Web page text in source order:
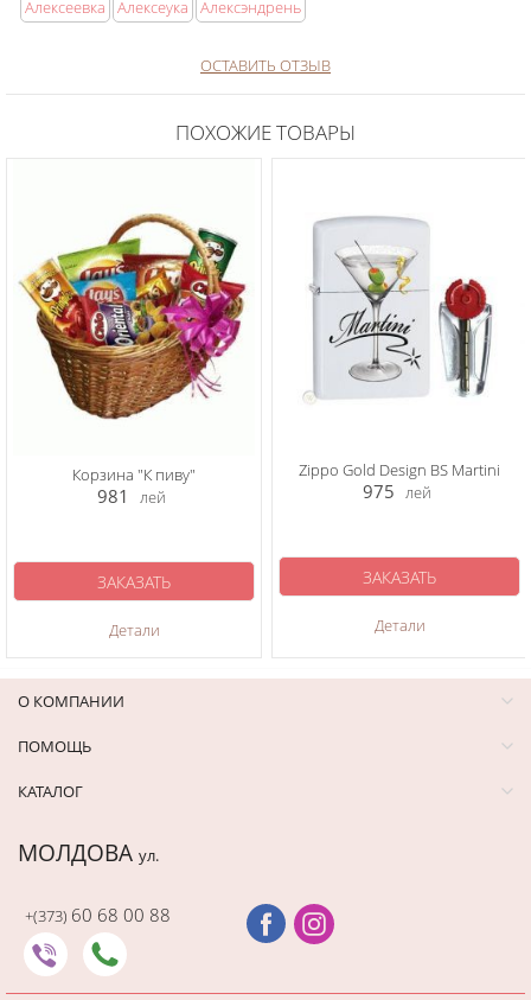
Алексеевка
Алексеука Алексэндрень
ОСТАВИТЬ ОТЗЫВ
ПОХОЖИЕ ТОВАРЫ
Корзина "К пиву"
981 лей
Детали
ЗАКАЗАТЬ
Zippo Gold Design BS Martini
975 лей
Детали
ЗАКАЗАТЬ
О КОМПАНИИ
ПОМОЩЬ
КАТАЛОГ
МОЛДОВА ул.
+(373) 60 68 00 88